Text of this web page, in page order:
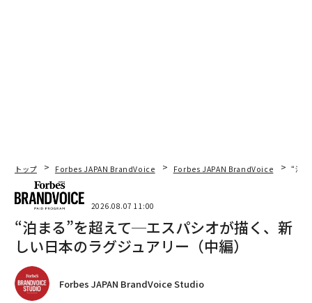
トップ Forbes JAPAN BrandVoice Forbes JAPAN BrandVoice “泊
2026.08.07 11:00
“泊まる”を超えて─エスパシオが描く、新
しい日本のラグジュアリー（中編）
Forbes JAPAN BrandVoice Studio